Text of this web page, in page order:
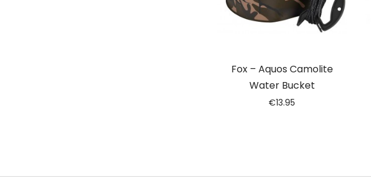
Fox – Aquos Camolite
Water Bucket
€13.95